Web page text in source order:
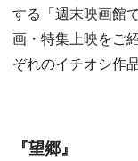
する「週末映画館
画・特集上映をご
ぞれのイチオシ作
『望郷』